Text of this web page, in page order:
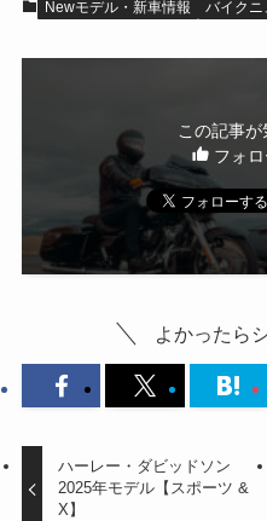
Newモデル・新車情報 バイクニ
この記事
フォ
よかったら
ハーレー・ダビッドソン
2025年モデル【スポーツ &
X】